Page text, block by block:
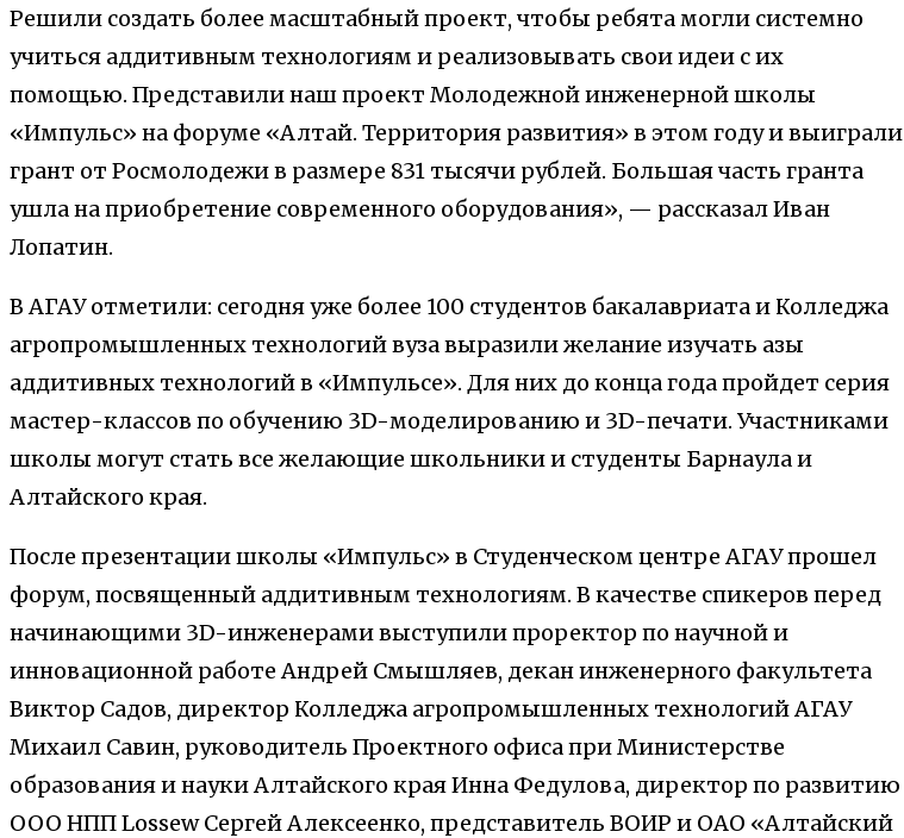
Решили создать более масштабный проект, чтобы ребята могли системно
учиться аддитивным технологиям и реализовывать свои идеи с их
помощью. Представили наш проект Молодежной инженерной школы
«Импульс» на форуме «Алтай. Территория развития» в этом году и выиграли
грант от Росмолодежи в размере 831 тысячи рублей. Большая часть гранта
ушла на приобретение современного оборудования», — рассказал Иван
Лопатин.
В АГАУ отметили: сегодня уже более 100 студентов бакалавриата и Колледжа
агропромышленных технологий вуза выразили желание изучать азы
аддитивных технологий в «Импульсе». Для них до конца года пройдет серия
мастер-классов по обучению 3D-моделированию и 3D-печати. Участниками
школы могут стать все желающие школьники и студенты Барнаула и
Алтайского края.
После презентации школы «Импульс» в Студенческом центре АГАУ прошел
форум, посвященный аддитивным технологиям. В качестве спикеров перед
начинающими 3D-инженерами выступили проректор по научной и
инновационной работе Андрей Смышляев, декан инженерного факультета
Виктор Садов, директор Колледжа агропромышленных технологий АГАУ
Михаил Савин, руководитель Проектного офиса при Министерстве
образования и науки Алтайского края Инна Федулова, директор по развитию
ООО НПП Lossew Сергей Алексеенко, представитель ВОИР и ОАО «Алтайский